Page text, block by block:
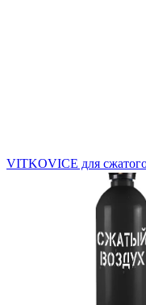
VITKOVICE для